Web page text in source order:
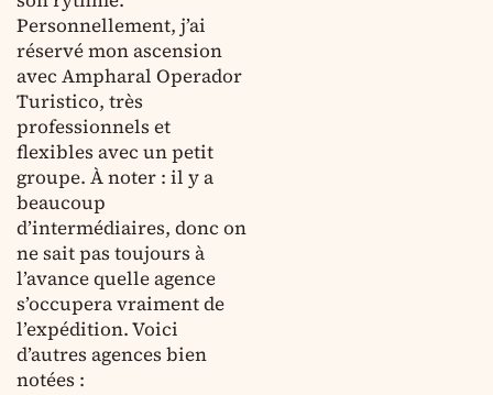
Personnellement, j’ai
réservé mon ascension
avec Ampharal Operador
Turistico, très
professionnels et
flexibles avec un petit
groupe. À noter : il y a
beaucoup
d’intermédiaires, donc on
ne sait pas toujours à
l’avance quelle agence
s’occupera vraiment de
l’expédition. Voici
d’autres agences bien
notées :